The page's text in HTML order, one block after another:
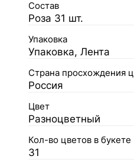
Состав
Роза 31 шт.
Упаковка
Упаковка, Лента
Страна просхождения
Россия
Цвет
Разноцветный
Кол-во цветов в букете
31